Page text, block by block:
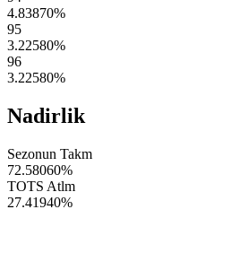
4.83870%
95
3.22580%
96
3.22580%
Nadirlik
Sezonun Takm
72.58060%
TOTS Atlm
27.41940%